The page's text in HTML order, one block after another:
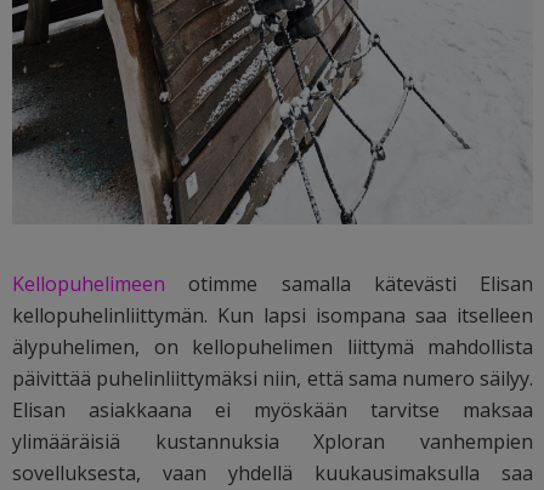
Kellopuhelimeen otimme samalla kätevästi Elisan
kellopuhelinliittymän. Kun lapsi isompana saa itselleen
älypuhelimen, on kellopuhelimen liittymä mahdollista
päivittää puhelinliittymäksi niin, että sama numero säilyy.
Elisan asiakkaana ei myöskään tarvitse maksaa
ylimääräisiä kustannuksia Xploran vanhempien
sovelluksesta, vaan yhdellä kuukausimaksulla saa